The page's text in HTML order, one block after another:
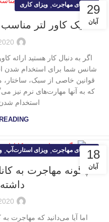
29
آبان
راهنمای مهاجرت, ویزای کاری
یک کاور لتر
اگر به دنبال کار هستید ارائه
شانس شما برای استخدام شدن
قوانین خاصی از سبک، ساختار،
که به آنها مهارت‌های نرم نیز
استخدام
18
آبان
راهنمای مهاجرت ویزای استارت‌آپ
چگونه مهاجرت به
اما آیا می‌دانید که مهاجرت